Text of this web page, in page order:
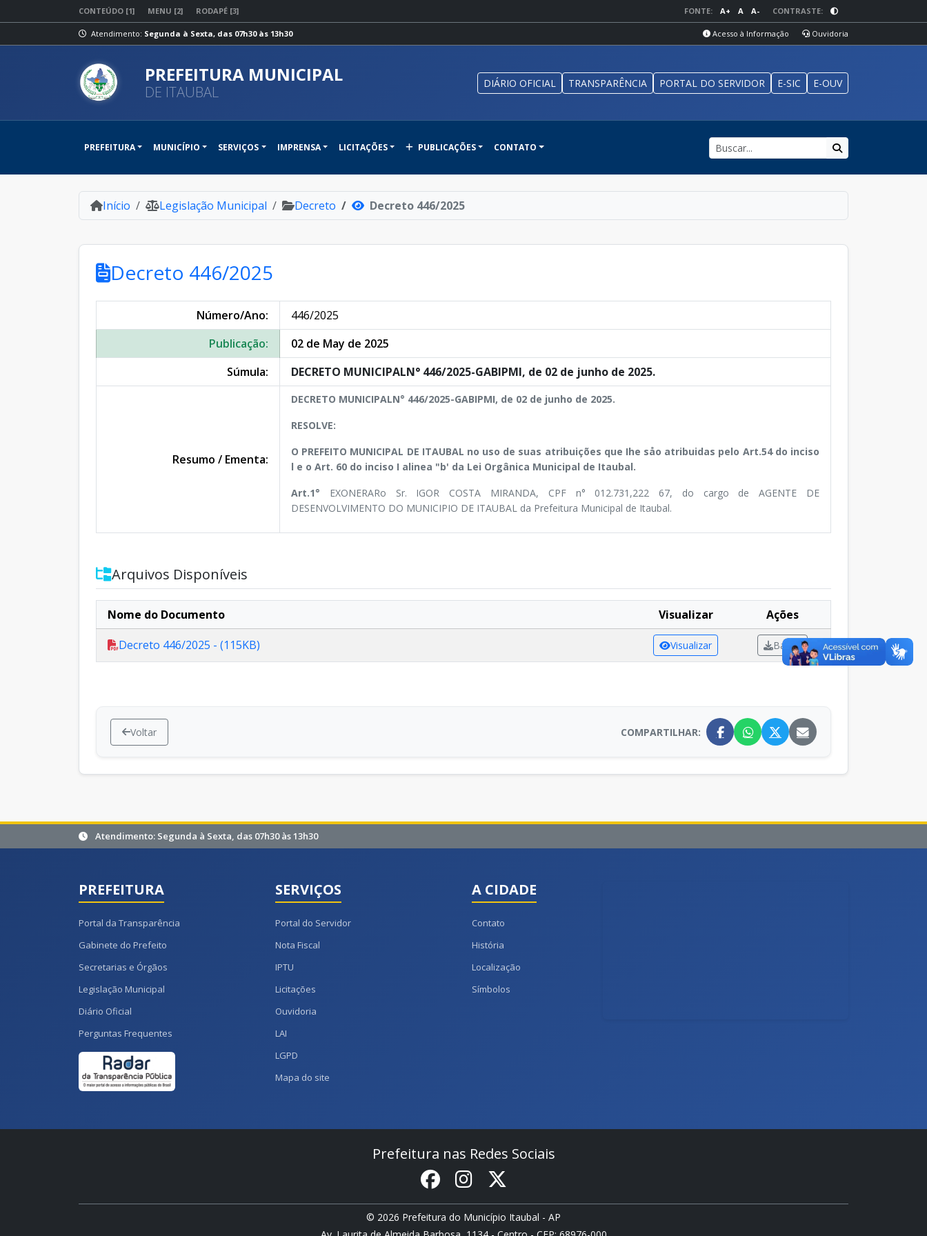
CONTEÚDO [1] MENU [2] RODAPÉ [3] FONTE: A+ A A- CONTRASTE:
Atendimento: Segunda à Sexta, das 07h30 às 13h30 Acesso à Informação Ouvidoria
PREFEITURA MUNICIPAL
DE ITAUBAL DIÁRIO OFICIAL TRANSPARÊNCIA PORTAL DO SERVIDOR E-SIC E-OUV
PREFEITURA MUNICÍPIO SERVIÇOS IMPRENSA LICITAÇÕES PUBLICAÇÕES CONTATO
Início Legislação Municipal Decreto Decreto 446/2025
Decreto 446/2025
Número/Ano:
446/2025
Publicação:
02 de May de 2025
Súmula:
DECRETO MUNICIPALN° 446/2025-GABIPMI, de 02 de junho de 2025.
Resumo / Ementa:
DECRETO MUNICIPALN° 446/2025-GABIPMI, de 02 de junho de 2025.
RESOLVE:
O PREFEITO MUNICIPAL DE ITAUBAL no uso de suas atribuições que Ihe såo atribuidas pelo Art.54 do inciso
l e o Art. 60 do inciso I alinea "b' da Lei Orgânica Municipal de Itaubal.
Art.1° EXONERARo Sr. IGOR COSTA MIRANDA, CPF n° 012.731,222 67, do cargo de AGENTE DE
DESENVOLVIMENTO DO MUNICIPIO DE ITAUBAL da Prefeitura Municipal de Itaubal.
Arquivos Disponíveis
Nome do Documento Visualizar
Ações
Decreto 446/2025 - (115KB)
Visualizar Baixar
Voltar COMPARTILHAR:
Atendimento: Segunda à Sexta, das 07h30 às 13h30
PREFEITURA
Portal da Transparência
Gabinete do Prefeito
Secretarias e Órgãos
Legislação Municipal
Diário Oficial
Perguntas Frequentes
SERVIÇOS
Portal do Servidor
Nota Fiscal
IPTU
Licitações
Ouvidoria
LAI
LGPD
Mapa do site
A CIDADE
Contato
História
Localização
Símbolos
Prefeitura nas Redes Sociais
© 2026 Prefeitura do Município Itaubal - AP